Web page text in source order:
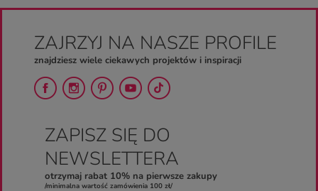
ZAJRZYJ NA NASZE PROFILE
znajdziesz wiele ciekawych projektów i inspiracji
ZAPISZ SIĘ DO
NEWSLETTERA
otrzymaj rabat 10% na pierwsze zakupy
/minimalna wartość zamówienia 100 zł/